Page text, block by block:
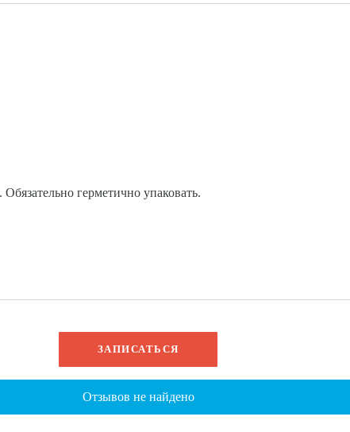
герметично упаковать.
ЗАПИСАТЬСЯ
Отзывов не найдено